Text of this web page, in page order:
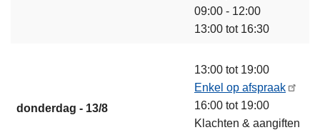
09:00 - 12:00
13:00 tot 16:30
donderdag - 13/8
13:00 tot 19:00
Enkel op afspraak
16:00 tot 19:00
Klachten & aangiften